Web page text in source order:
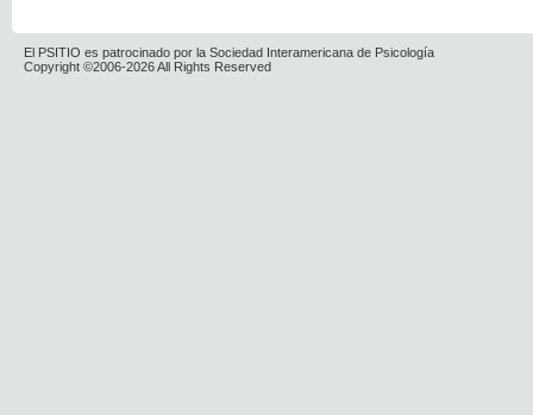
El PSITIO es patrocinado por la Sociedad Interamericana de Psicología
Copyright ©2006-2026 All Rights Reserved